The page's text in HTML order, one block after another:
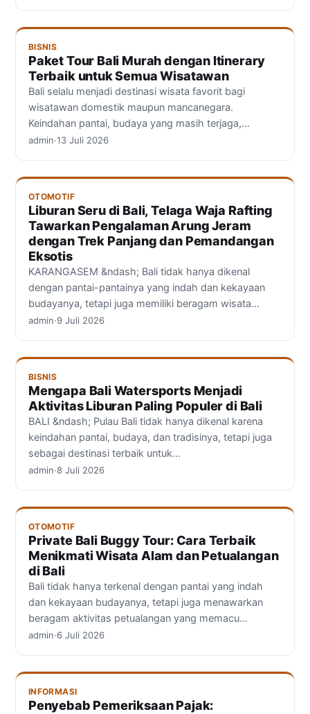
BISNIS
Paket Tour Bali Murah dengan Itinerary
Terbaik untuk Semua Wisatawan
Bali selalu menjadi destinasi wisata favorit bagi
wisatawan domestik maupun mancanegara.
Keindahan pantai, budaya yang masih terjaga,…
admin·13 Juli 2026
OTOMOTIF
Liburan Seru di Bali, Telaga Waja Rafting
Tawarkan Pengalaman Arung Jeram
dengan Trek Panjang dan Pemandangan
Eksotis
KARANGASEM &ndash; Bali tidak hanya dikenal
dengan pantai-pantainya yang indah dan kekayaan
budayanya, tetapi juga memiliki beragam wisata…
admin·9 Juli 2026
BISNIS
Mengapa Bali Watersports Menjadi
Aktivitas Liburan Paling Populer di Bali
BALI &ndash; Pulau Bali tidak hanya dikenal karena
keindahan pantai, budaya, dan tradisinya, tetapi juga
sebagai destinasi terbaik untuk…
admin·8 Juli 2026
OTOMOTIF
Private Bali Buggy Tour: Cara Terbaik
Menikmati Wisata Alam dan Petualangan
di Bali
Bali tidak hanya terkenal dengan pantai yang indah
dan kekayaan budayanya, tetapi juga menawarkan
beragam aktivitas petualangan yang memacu…
admin·6 Juli 2026
INFORMASI
Penyebab Pemeriksaan Pajak: